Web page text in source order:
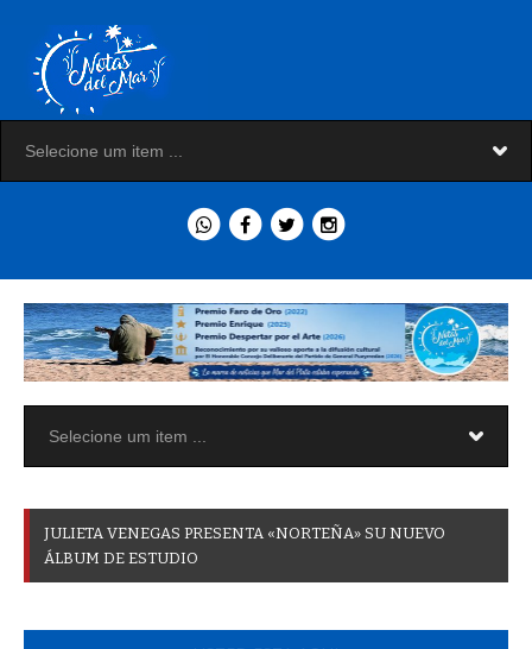
JULIETA VENEGAS PRESENTA «NORTEÑA» SU NUEVO
ÁLBUM DE ESTUDIO